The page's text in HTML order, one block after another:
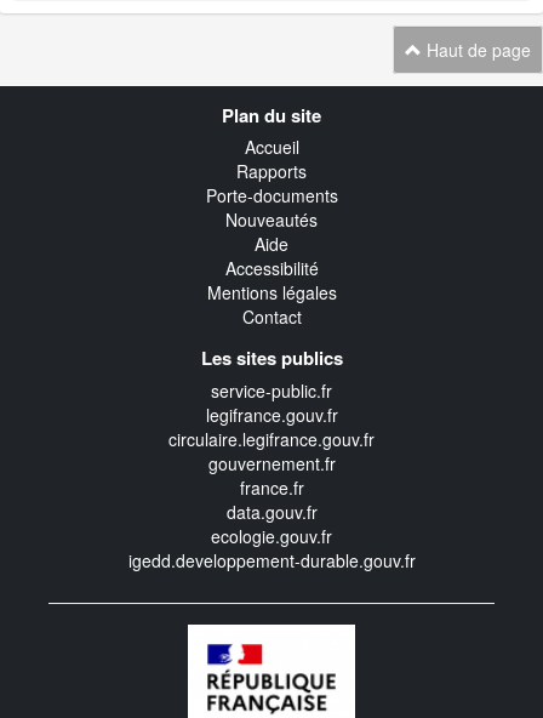
Haut de page
Plan du site
Accueil
Rapports
Porte-documents
Nouveautés
Aide
Accessibilité
Mentions légales
Contact
Les sites publics
service-public.fr
legifrance.gouv.fr
circulaire.legifrance.gouv.fr
gouvernement.fr
france.fr
data.gouv.fr
ecologie.gouv.fr
igedd.developpement-durable.gouv.fr